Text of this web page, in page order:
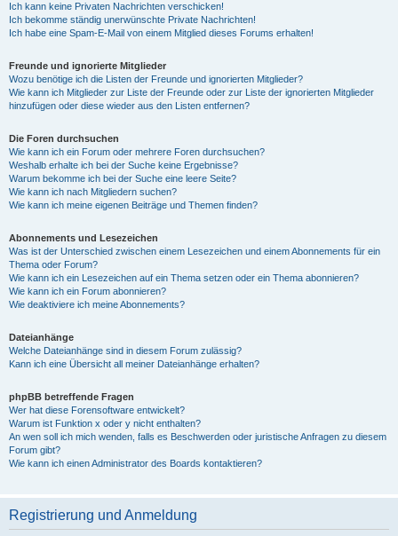
Ich kann keine Privaten Nachrichten verschicken!
Ich bekomme ständig unerwünschte Private Nachrichten!
Ich habe eine Spam-E-Mail von einem Mitglied dieses Forums erhalten!
Freunde und ignorierte Mitglieder
Wozu benötige ich die Listen der Freunde und ignorierten Mitglieder?
Wie kann ich Mitglieder zur Liste der Freunde oder zur Liste der ignorierten Mitglieder
hinzufügen oder diese wieder aus den Listen entfernen?
Die Foren durchsuchen
Wie kann ich ein Forum oder mehrere Foren durchsuchen?
Weshalb erhalte ich bei der Suche keine Ergebnisse?
Warum bekomme ich bei der Suche eine leere Seite?
Wie kann ich nach Mitgliedern suchen?
Wie kann ich meine eigenen Beiträge und Themen finden?
Abonnements und Lesezeichen
Was ist der Unterschied zwischen einem Lesezeichen und einem Abonnements für ein
Thema oder Forum?
Wie kann ich ein Lesezeichen auf ein Thema setzen oder ein Thema abonnieren?
Wie kann ich ein Forum abonnieren?
Wie deaktiviere ich meine Abonnements?
Dateianhänge
Welche Dateianhänge sind in diesem Forum zulässig?
Kann ich eine Übersicht all meiner Dateianhänge erhalten?
phpBB betreffende Fragen
Wer hat diese Forensoftware entwickelt?
Warum ist Funktion x oder y nicht enthalten?
An wen soll ich mich wenden, falls es Beschwerden oder juristische Anfragen zu diesem
Forum gibt?
Wie kann ich einen Administrator des Boards kontaktieren?
Registrierung und Anmeldung